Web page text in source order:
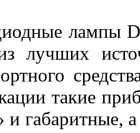
лампы
лучших
такие
и габаритные,